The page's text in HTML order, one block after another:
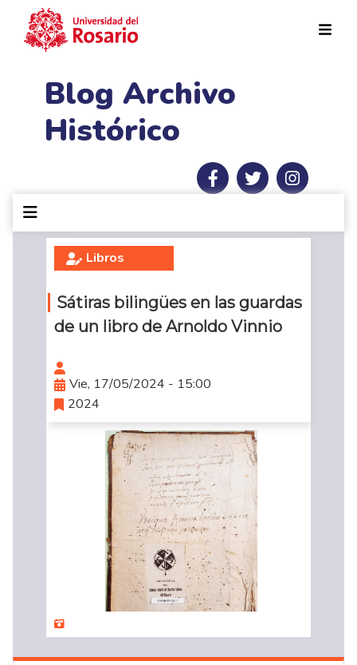
Blog Archivo
Histórico
Libros
Sátiras bilingües en las guardas
de un libro de Arnoldo Vinnio
Vie, 17/05/2024 - 15:00
2024